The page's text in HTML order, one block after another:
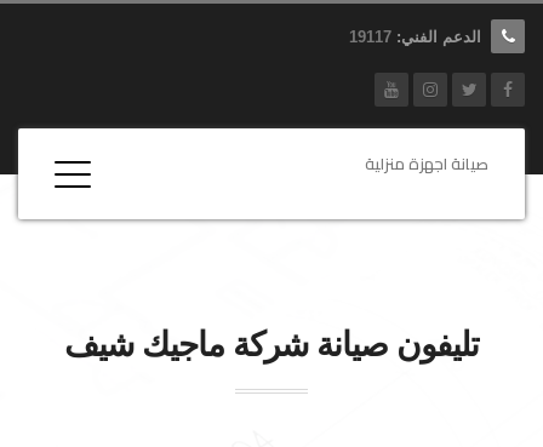
الدعم الفني: 19117
صيانة اجهزة منزلية
تليفون صيانة شركة ماجيك شيف